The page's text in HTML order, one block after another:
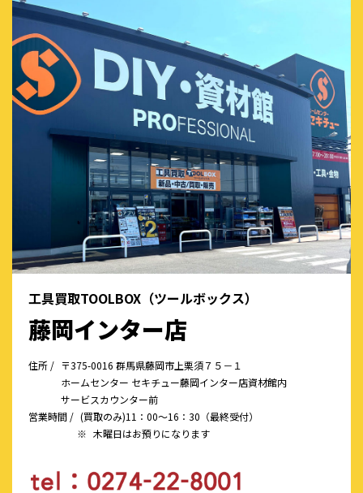
工具買取TOOLBOX（ツールボックス）
藤岡インター店
住所 / 〒375-0016 群馬県藤岡市上栗須７５－１
ホームセンター セキチュー藤岡インター店資材館内
サービスカウンター前
営業時間 / (買取のみ)11：00～16：30（最終受付）
※ 木曜日はお預りになります